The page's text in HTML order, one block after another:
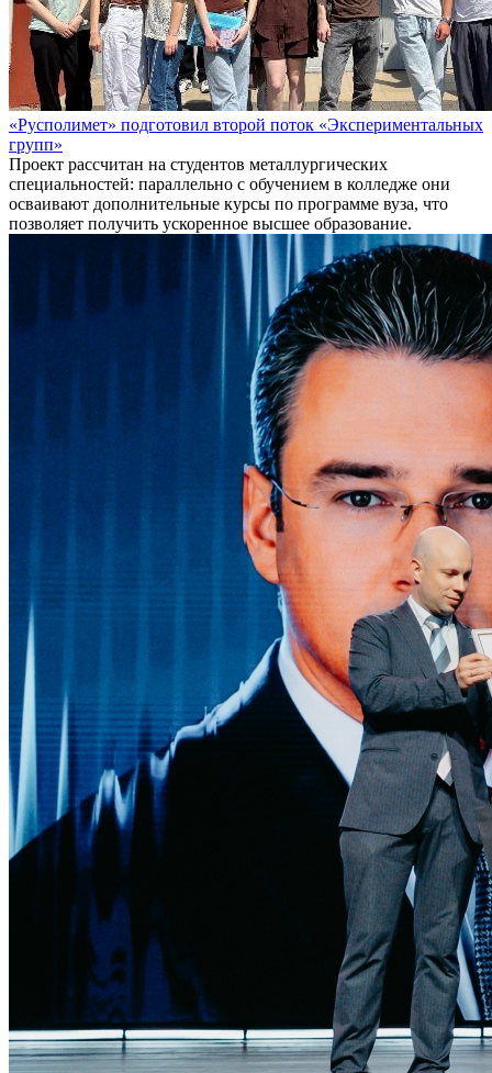
«Русполимет» подготовил второй поток «Экспериментальных
групп»
Проект рассчитан на студентов металлургических
специальностей: параллельно с обучением в колледже они
осваивают дополнительные курсы по программе вуза, что
позволяет получить ускоренное высшее образование.